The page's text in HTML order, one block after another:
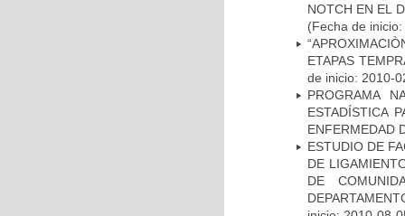
NOTCH EN EL
(Fecha de
ETAPAS
de inicio: 2010-
PROGRAMA
ESTADÍSTICA
ENFERMEDAD
ESTUDIO DE
DE
DE